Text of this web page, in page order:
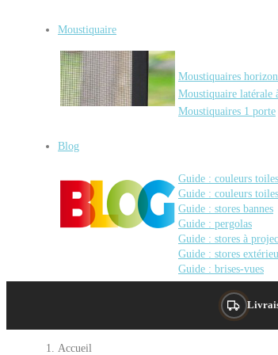
Moustiquaire
Moustiquaires
Moustiquaire latérale
Moustiquaires 1 porte
Blog
Guide : couleurs
Guide : couleurs
Guide : stores bannes
Guide : pergolas
Guide : stores à
Guide : stores
Guide : brises-vues
Accueil